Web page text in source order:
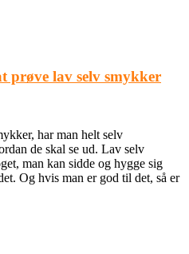
prøve lav selv smykker
har man helt selv
de skal se ud. Lav selv
man kan sidde og hygge sig
Og hvis man er god til det, så er